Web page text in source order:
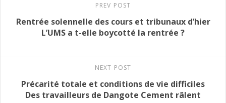
PREV POST
Rentrée solennelle des cours et tribunaux d’hier
L’UMS a t-elle boycotté la rentrée ?
NEXT POST
Précarité totale et conditions de vie difficiles
Des travailleurs de Dangote Cement râlent